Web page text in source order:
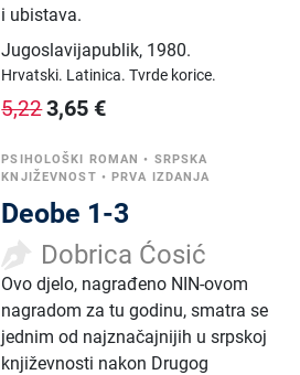
i ubistava.
Jugoslavijapublik, 1980.
Hrvatski. Latinica.Tvrde korice.
5,223,65 €
PSIHOLOŠKI ROMAN • SRPSKA
KNJIŽEVNOST •PRVA IZDANJA
Deobe 1-3
Dobrica Ćosić
Ovo djelo, nagrađeno NIN-ovom
nagradom za tu godinu, smatra se
jednim od najznačajnijih u srpskoj
književnosti nakon Drugog